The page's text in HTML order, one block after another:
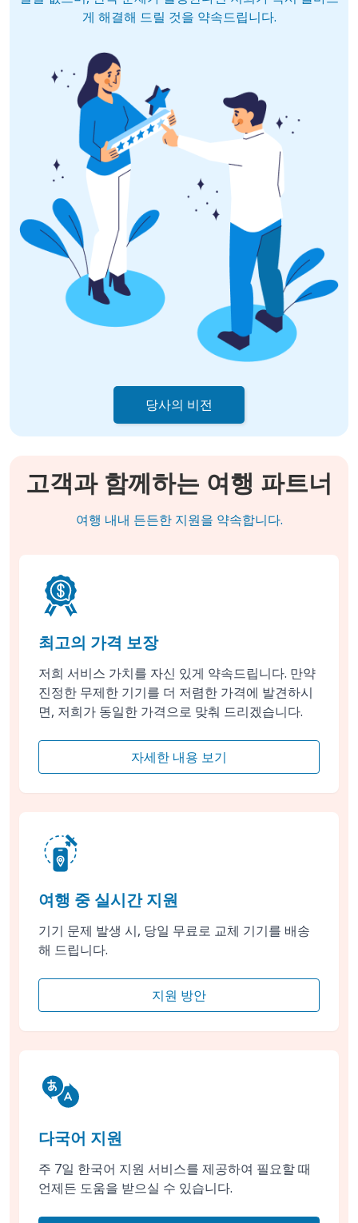
게 해결해 드릴 것을 약속드립니다.
당사의 비전
고객과 함께하는 여행 파트너
여행 내내 든든한 지원을 약속합니다.
최고의 가격 보장
저희 서비스 가치를 자신 있게 약속드립니다. 만약
진정한 무제한 기기를 더 저렴한 가격에 발견하시
면, 저희가 동일한 가격으로 맞춰 드리겠습니다.
자세한 내용 보기
여행 중 실시간 지원
기기 문제 발생 시, 당일 무료로 교체 기기를 배송
해 드립니다.
지원 방안
다국어 지원
주 7일 한국어 지원 서비스를 제공하여 필요할 때
언제든 도움을 받으실 수 있습니다.